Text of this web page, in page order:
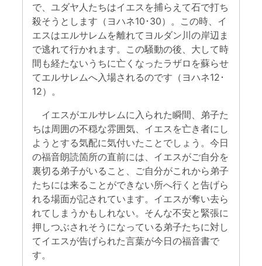
で、ユダヤ人たちはイエスを捕らえて石で打ち
殺そうとします（ヨハネ10･30）。この時、イ
エスはエルサレムを離れてヨルダン川の岸辺ま
で逃れて行かれます。この騒動の後、大して時
間も経たないうちに亡くなったラザロを蘇らせ
てエルサレムへ入場されるのです（ヨハネ12･
12）。
イエスがエルサレムに入られた瞬間、弟子た
ちは周囲の不穏な雰囲気、イエスを亡き者にし
ようとする気配に気付いたことでしょう。今日
の福音朗読箇所の直前には、イエスがご自分を
裏切る弟子がいること、ご自分がこれから弟子
たちには来ることができない所へ行くと告げら
れる場面が記されています。イエスが奪い去ら
れてしまうかもしれない。そんな不安と緊張に
押しつぶされそうになっている弟子たちに対し
てイエスが告げられた言葉が今日の福音書で
す。